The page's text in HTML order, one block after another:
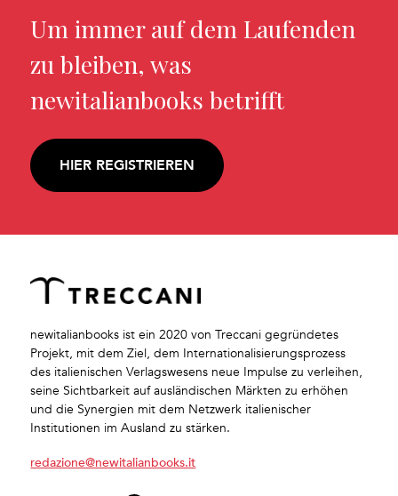
Um immer auf dem Laufenden
zu bleiben, was
newitalianbooks betrifft
HIER REGISTRIEREN
newitalianbooks ist ein 2020 von Treccani gegründetes
Projekt, mit dem Ziel, dem Internationalisierungsprozess
des italienischen Verlagswesens neue Impulse zu verleihen,
seine Sichtbarkeit auf ausländischen Märkten zu erhöhen
und die Synergien mit dem Netzwerk italienischer
Institutionen im Ausland zu stärken.
redazione@newitalianbooks.it